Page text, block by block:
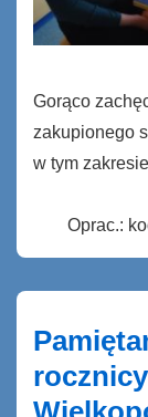
Gorąco
zakupionego
w tym
Oprac.: